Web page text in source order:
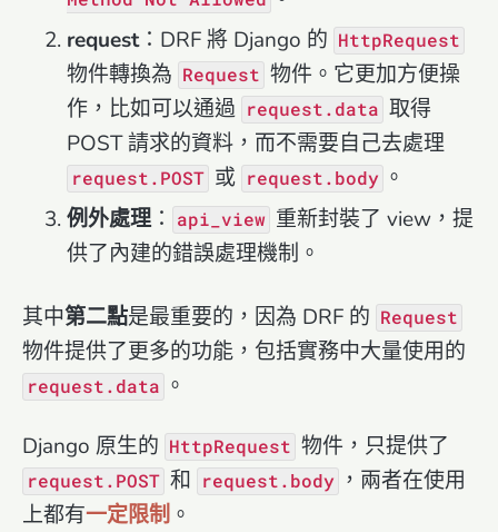
request：DRF 將 Django 的 HttpRequest
物件轉換為 Request 物件。它更加方便操
作，比如可以通過 request.data 取得
POST 請求的資料，而不需要自己去處理
request.POST 或 request.body 。
例外處理： api_view 重新封裝了 view，提
供了內建的錯誤處理機制。
其中第二點是最重要的，因為 DRF 的 Request
物件提供了更多的功能，包括實務中大量使用的
request.data 。
Django 原生的 HttpRequest 物件，只提供了
request.POST 和 request.body ，兩者在使用
上都有一定限制 。